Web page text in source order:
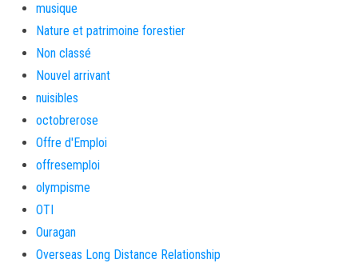
musique
Nature et patrimoine forestier
Non classé
Nouvel arrivant
nuisibles
octobrerose
Offre d'Emploi
offresemploi
olympisme
OTI
Ouragan
Overseas Long Distance Relationship